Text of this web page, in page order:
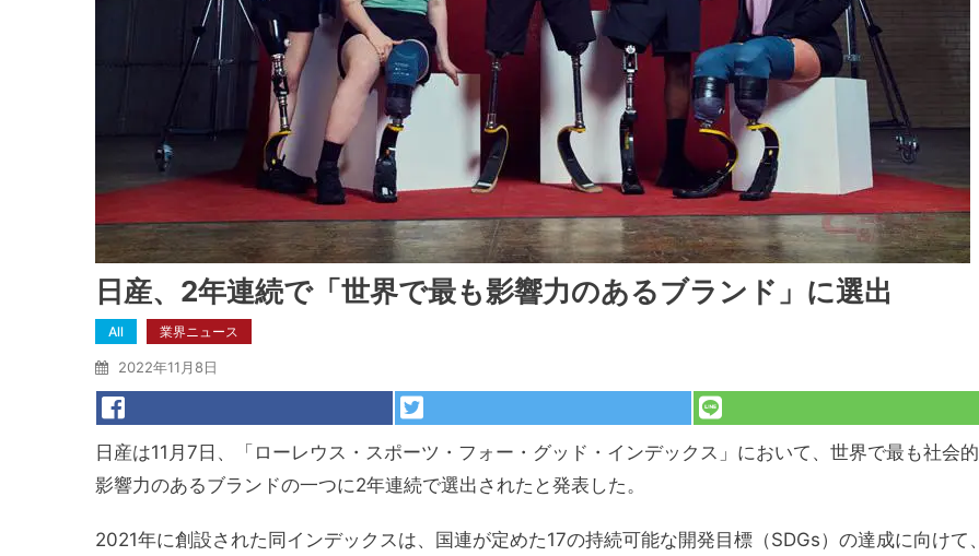
日産、2年連続で「世界で最も影響力のあるブランド」に選出
All 業界ニュース
2022年11月8日
日産は11月7日、「ローレウス・スポーツ・フォー・グッド・インデックス」において、世界で最も社会的
影響力のあるブランドの一つに2年連続で選出されたと発表した。
2021年に創設された同インデックスは、国連が定めた17の持続可能な開発目標（SDGs）の達成に向けて、